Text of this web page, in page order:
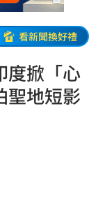
看新聞換好禮
度掀「心
地短影